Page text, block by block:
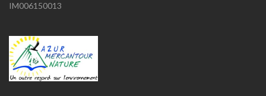
IM006150013